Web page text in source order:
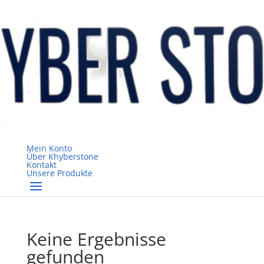
Mein Konto
Über Khyberstone
Kontakt
Unsere Produkte
Keine Ergebnisse
gefunden